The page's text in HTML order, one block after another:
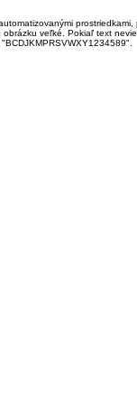
veľké. Pokiaľ text